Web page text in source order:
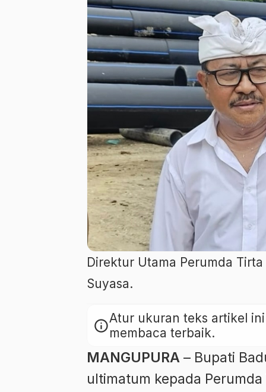
Direktur Utama Perumda
Suyasa.
infoAtur ukuran teks artikel
membaca terbaik.
MANGUPURA – Bupati
ultimatum kepada